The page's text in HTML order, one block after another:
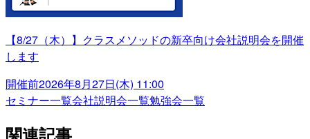
【8/27（木）】クラスメソッドの新卒向け会社説明会を開催
します
開催前2026年8月27日(木) 11:00
セミナー一覧会社説明会一覧勉強会一覧
関連記事